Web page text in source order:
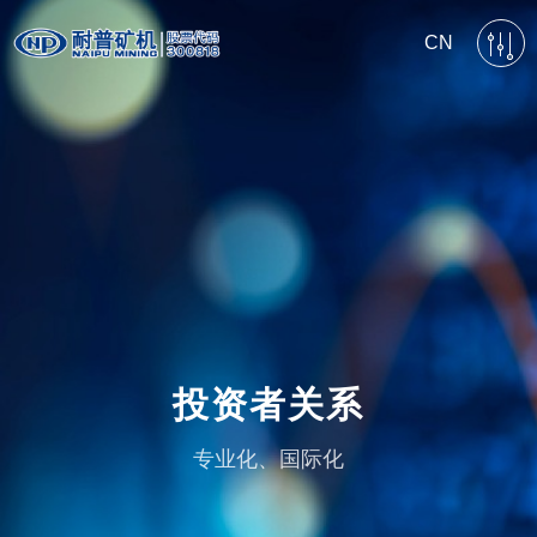
CN
投资者关系
专业化、国际化